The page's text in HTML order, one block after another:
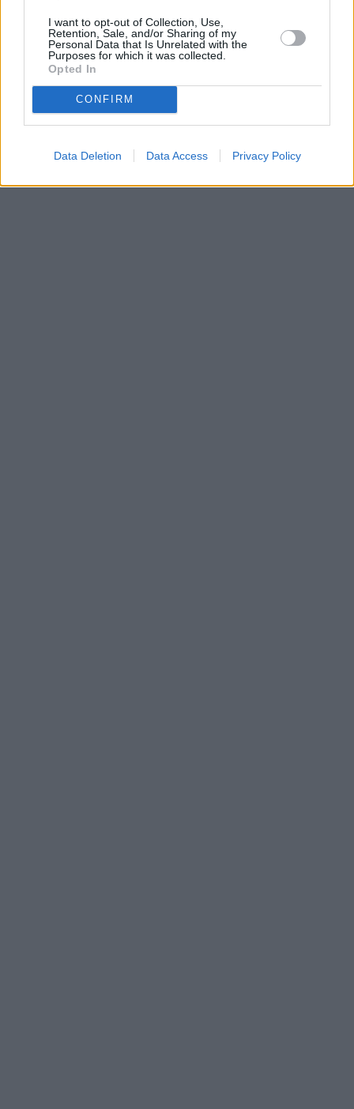
I want to opt-out of Collection, Use,
Retention, Sale, and/or Sharing of my
Personal Data that Is Unrelated with the
Purposes for which it was collected.
Opted In
CONFIRM
Data Deletion Data Access Privacy Policy
O webu parabola.cz•O souborech cookies•
Dovolená u moře •Bazény